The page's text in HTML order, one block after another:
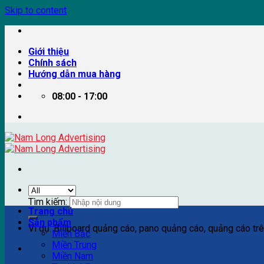
Skip to content
Giới thiệu
Chính sách
Hướng dẫn mua hàng
08:00 - 17:00
Tìm kiếm:
Ví dụ: Billboard quảng cáo, pano quảng cáo, quảng cáo
Trang chủ
Sản phẩm
Miền Bắc
Miền Trung
Miền Nam